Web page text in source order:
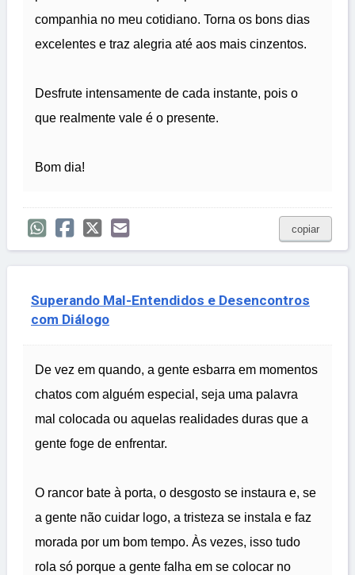
companhia no meu cotidiano. Torna os bons dias
excelentes e traz alegria até aos mais cinzentos.
Desfrute intensamente de cada instante, pois o
que realmente vale é o presente.
Bom dia!
copiar
Superando Mal-Entendidos e Desencontros
com Diálogo
De vez em quando, a gente esbarra em momentos
chatos com alguém especial, seja uma palavra
mal colocada ou aquelas realidades duras que a
gente foge de enfrentar.
O rancor bate à porta, o desgosto se instaura e, se
a gente não cuidar logo, a tristeza se instala e faz
morada por um bom tempo. Às vezes, isso tudo
rola só porque a gente falha em se colocar no